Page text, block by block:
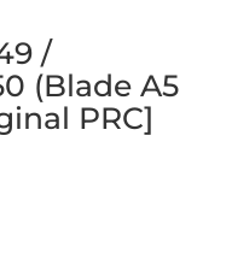
/
(Blade A5
PRC]